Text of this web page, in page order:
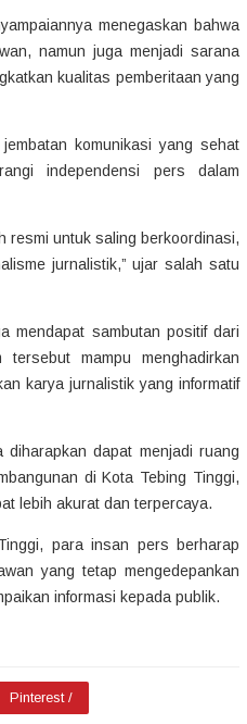
menegaskan bahwa
namun juga menjadi sarana
kualitas pemberitaan yang
komunikasi yang sehat
independensi pers dalam
resmi untuk saling berkoordinasi,
jurnalistik,” ujar salah satu
mendapat sambutan positif dari
mampu menghadirkan
karya jurnalistik yang informatif
diharapkan dapat menjadi ruang
di Kota Tebing Tinggi,
lebih akurat dan terpercaya.
para insan pers berharap
yang tetap mengedepankan
informasi kepada publik.
Pinterest /